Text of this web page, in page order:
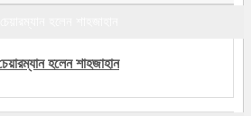
হলেন শাহজাহান